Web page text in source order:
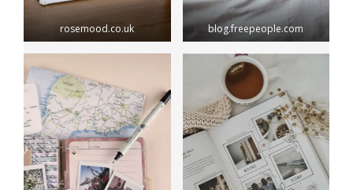
rosemood.co.uk blog.freepeople.com